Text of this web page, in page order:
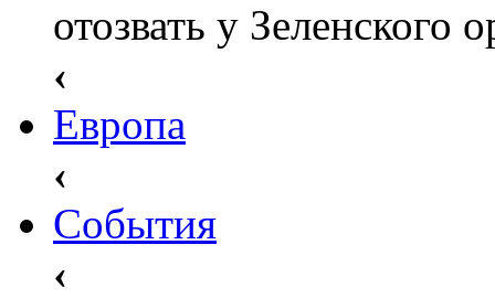
отозвать у Зеленского
‹
Европа
‹
События
‹